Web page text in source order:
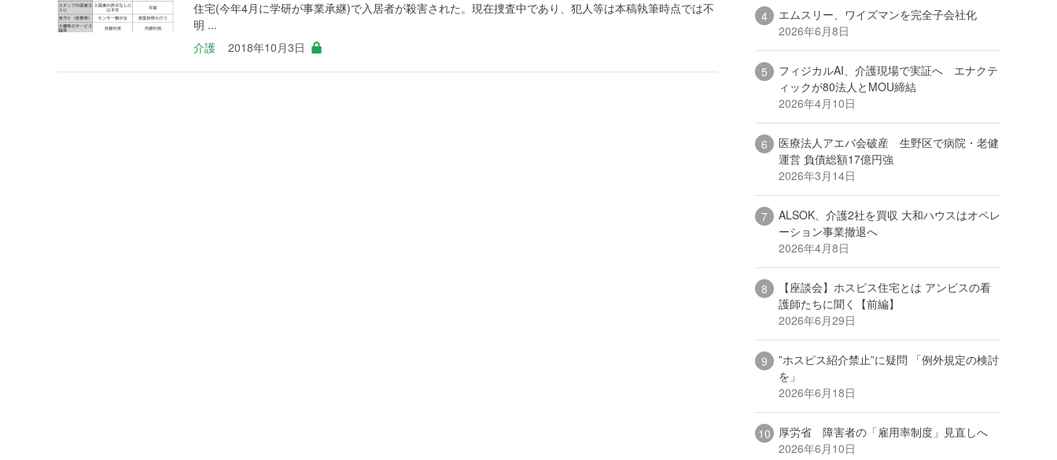
住宅(今年4月に学研が事業承継)で入居者が殺害された。現在捜査中であり、犯人等は本稿執筆時点では不
明 ...
介護
2018年10月3日
エムスリー、ワイズマンを完全子会社化
2026年6月8日
フィジカルAI、介護現場で実証へ エナクテ
ィックが80法人とMOU締結
2026年4月10日
医療法人アエバ会破産 生野区で病院・老健
運営 負債総額17億円強
2026年3月14日
ALSOK、介護2社を買収 大和ハウスはオペレ
ーション事業撤退へ
2026年4月8日
【座談会】ホスピス住宅とは アンビスの看
護師たちに聞く【前編】
2026年6月29日
”ホスピス紹介禁止”に疑問 「例外規定の検討
を」
2026年6月18日
厚労省 障害者の「雇用率制度」見直しへ
2026年6月10日